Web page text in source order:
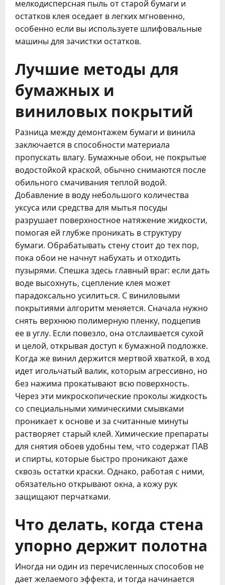
мелкодисперсная пыль от старой бумаги и
остатков клея оседает в легких мгновенно,
особенно если вы используете шлифовальные
машины для зачистки остатков.
Лучшие методы для
бумажных и
виниловых покрытий
Разница между демонтажем бумаги и винила
заключается в способности материала
пропускать влагу. Бумажные обои, не покрытые
водостойкой краской, обычно снимаются после
обильного смачивания теплой водой.
Добавление в воду небольшого количества
уксуса или средства для мытья посуды
разрушает поверхностное натяжение жидкости,
помогая ей глубже проникать в структуру
бумаги. Обрабатывать стену стоит до тех пор,
пока обои не начнут набухать и отходить
пузырями. Спешка здесь главный враг: если дать
воде высохнуть, сцепление клея может
парадоксально усилиться. С виниловыми
покрытиями алгоритм меняется. Сначала нужно
снять верхнюю полимерную пленку, подцепив
ее в углу. Если повезло, она отслаивается сухой
и целой, открывая доступ к бумажной подложке.
Когда же винил держится мертвой хваткой, в ход
идет игольчатый валик, которым агрессивно, но
без нажима прокатывают всю поверхность.
Через эти микроскопические проколы жидкость
со специальными химическими смывками
проникает к основе и за считанные минуты
растворяет старый клей. Химические препараты
для снятия обоев удобны тем, что содержат ПАВ
и спирты, которые быстро проникают даже
сквозь остатки краски. Однако, работая с ними,
обязательно открывают окна, а кожу рук
защищают перчатками.
Что делать, когда стена
упорно держит полотна
Иногда ни один из перечисленных способов не
дает желаемого эффекта, и тогда начинается